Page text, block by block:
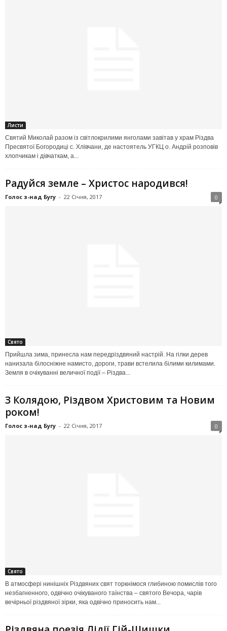
Листи
Святий Миколай разом із світлокрилими янголами завітав у храм Різдва
Пресвятої Богородиці с. Хлівчани, де настоятель УГКЦ о. Андрій розповів
хлопчикам і дівчаткам, а...
Радуйся земле – Христос народився!
Голос з-над Бугу - 22 Січня, 2017 0
Свято
Прийшла зима, принесла нам передріздвяний настрій. На гілки дерев
нанизала білосніжне намисто, дороги, трави встелила білими килимами.
Земля в очікуванні величної події – Різдва...
З Колядою, Різдвом Христовим та Новим
роком!
Голос з-над Бугу - 22 Січня, 2017 0
Свято
В атмосфері нинішніх Різдвяних свят торкнімося глибиною помислів того
незбагненного, одвічно очікуваного таїнства – святого Вечора, чарів
вечірньої різдвяної зірки, яка одвічно приносить нам...